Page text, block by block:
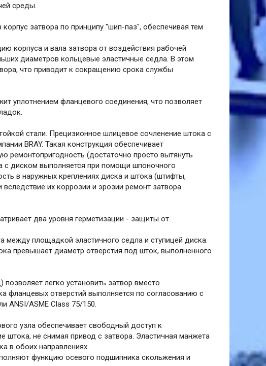
среды.
затвора по принципу "шип-паз", обеспечивая тем
корпуса и вала затвора от воздействия рабочей
диаметров кольцевые эластичные седла. В этом
что приводит к сокращению срока службы
уплотнением фланцевого соединения, что позволяет
стали. Прецизионное шлицевое сочленение штока с
BRAY. Такая конструкция обеспечивает
ремонтопригодность (достаточно просто вытянуть
с диском выполняется при помощи шпоночного
в наружных креплениях диска и штока (штифты,
их коррозии и эрозии ремонт затвора
два уровня герметизации - защиты от
между площадкой эластичного седла и ступицей диска.
превышает диаметр отверстия под шток, выполненного
легко установить затвор вместо
фланцевых отверстий выполняется по согласованию с
ANSI/ASME Class 75/150.
узла обеспечивает свободный доступ к
штока, не снимая привод с затвора. Эластичная манжета
в обоих направлениях.
функцию осевого подшипника скольжения и